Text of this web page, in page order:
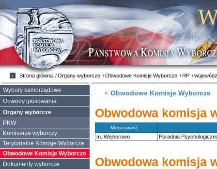
Obwodowe Komisje Wyborcze
Obwodowa komisja
Miejscowość
m. Wejherowo Poradnia
Obwodowa komisja
Strona główna Organy wyborcze Obwodowe Komisje Wyborcze RP
Wybory samorządowe
Obwody głosowania
Organy wyborcze
PKW
Komisarze wyborczy
Terytorialne Komisje Wyborcze
Obwodowe Komisje Wyborcze
Dokumenty wyborcze